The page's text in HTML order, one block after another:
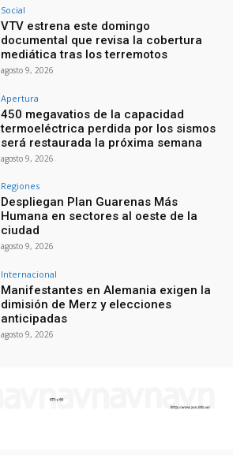
Social
VTV estrena este domingo
documental que revisa la cobertura
mediática tras los terremotos
agosto 9, 2026
Apertura
450 megavatios de la capacidad
termoeléctrica perdida por los sismos
será restaurada la próxima semana
agosto 9, 2026
Regiones
Despliegan Plan Guarenas Más
Humana en sectores al oeste de la
ciudad
agosto 9, 2026
Internacional
Manifestantes en Alemania exigen la
dimisión de Merz y elecciones
anticipadas
agosto 9, 2026